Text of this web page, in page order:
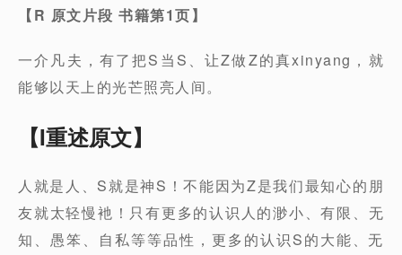
【R 原文片段 书籍第1页】
一介凡夫，有了把S当S、让Z做Z的真xinyang，就
能够以天上的光芒照亮人间。
【I重述原文】
人就是人、S就是神S！不能因为Z是我们最知心的朋
友就太轻慢衪！只有更多的认识人的渺小、有限、无
知、愚笨、自私等等品性，更多的认识S的大能、无